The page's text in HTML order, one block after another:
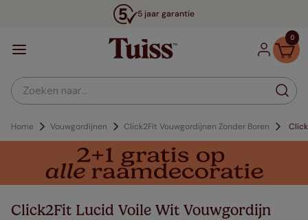
5 jaar garantie
0
Zoeken naar...
Home Vouwgordijnen Click2Fit Vouwgordijnen Zonder Boren
Click2Fit Lucid Voile Wit Vouwgordijn